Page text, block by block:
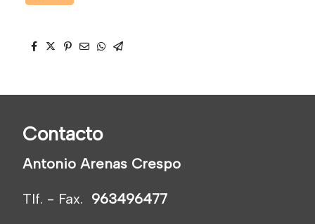
Contacto
Antonio Arenas Crespo
Tlf. - Fax. 963496477